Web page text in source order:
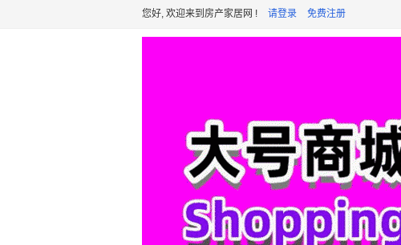
您好, 欢迎来到房产家居网 ! 请登录 免费注册